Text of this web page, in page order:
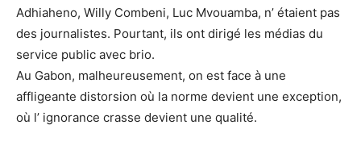
Adhiaheno, Willy Combeni, Luc Mvouamba, n’ étaient pas
des journalistes. Pourtant, ils ont dirigé les médias du
service public avec brio.
Au Gabon, malheureusement, on est face à une
affligeante distorsion où la norme devient une exception,
où l’ ignorance crasse devient une qualité.